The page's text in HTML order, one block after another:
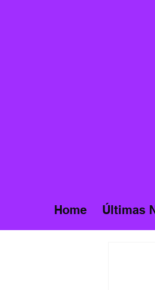
Home Últimas